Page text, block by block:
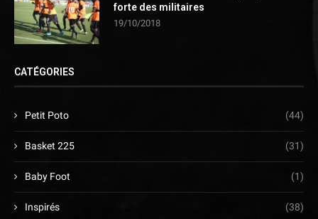
forte des militaires
19/10/2018
CATÉGORIES
Petit Poto (44)
Basket 225 (31)
Baby Foot (1)
Inspirés (38)